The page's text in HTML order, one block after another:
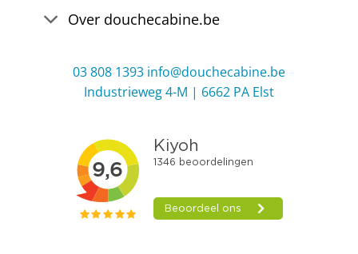
Over douchecabine.be
03 808 1393 info@douchecabine.be
Industrieweg 4-M | 6662 PA Elst